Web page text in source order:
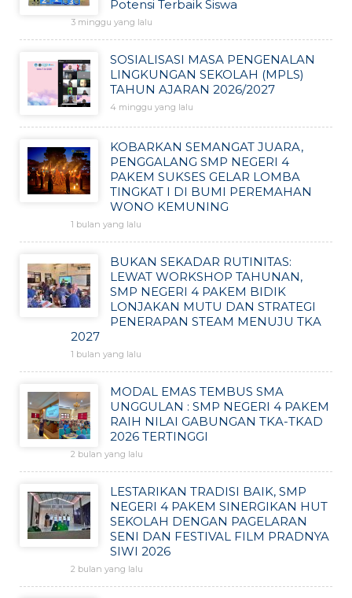
Potensi Terbaik Siswa
3 minggu yang lalu
SOSIALISASI MASA PENGENALAN
LINGKUNGAN SEKOLAH (MPLS)
TAHUN AJARAN 2026/2027
4 minggu yang lalu
KOBARKAN SEMANGAT JUARA,
PENGGALANG SMP NEGERI 4
PAKEM SUKSES GELAR LOMBA
TINGKAT I DI BUMI PEREMAHAN
WONO KEMUNING
1 bulan yang lalu
BUKAN SEKADAR RUTINITAS:
LEWAT WORKSHOP TAHUNAN,
SMP NEGERI 4 PAKEM BIDIK
LONJAKAN MUTU DAN STRATEGI
PENERAPAN STEAM MENUJU TKA
2027
1 bulan yang lalu
MODAL EMAS TEMBUS SMA
UNGGULAN : SMP NEGERI 4 PAKEM
RAIH NILAI GABUNGAN TKA-TKAD
2026 TERTINGGI
2 bulan yang lalu
LESTARIKAN TRADISI BAIK, SMP
NEGERI 4 PAKEM SINERGIKAN HUT
SEKOLAH DENGAN PAGELARAN
SENI DAN FESTIVAL FILM PRADNYA
SIWI 2026
2 bulan yang lalu